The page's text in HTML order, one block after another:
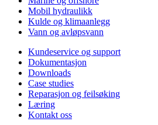
Mobil hydraulikk
Kulde og klimaanlegg
Vann og avløpsvann
Kundeservice og support
Dokumentasjon
Downloads
Case studies
Reparasjon og feilsøking
Læring
Kontakt oss